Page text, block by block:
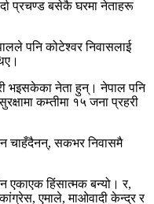
प्रचण्ड बसेकै घरमा नेताहरू
पनि कोटेश्वर निवासलाई
भइसकेका नेता हुन्। नेपाल पनि
कम्तीमा १५ जना प्रहरी
चाहँदैनन्, सकभर निवासमै
एकाएक हिंसात्मक बन्यो। र,
एमाले, माओवादी केन्द्र र